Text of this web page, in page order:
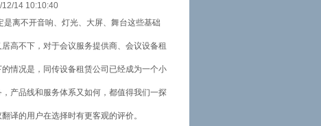
14 10:10:40
离不开音响、灯光、大屏、舞台这些基础
高不下，对于会议服务提供商、会议设备租
情况是，同传设备租赁公司已经成为一个小
产品线和服务体系又如何，都值得我们一探
译的用户在选择时有更客观的评价。